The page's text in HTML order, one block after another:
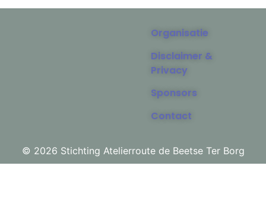
© 2026 Stichting Atelierroute de Beetse Ter Borg
Organisatie
Disclaimer &
Privacy
Sponsors
Contact